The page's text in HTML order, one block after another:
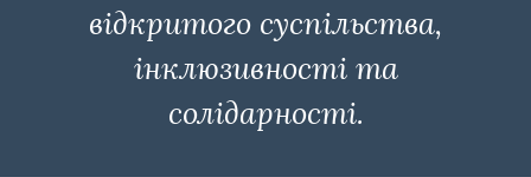
відкритого суспільства,
інклюзивності та
солідарності.